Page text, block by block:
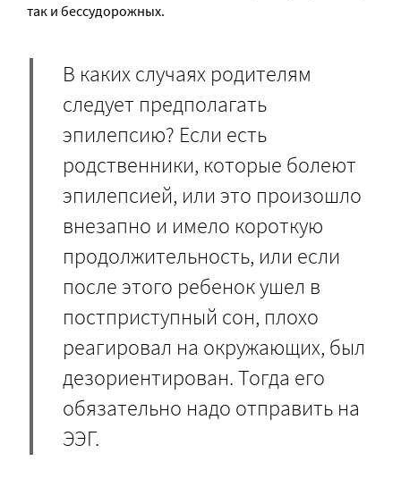
так и бессудорожных.
В каких случаях родителям
следует предполагать
эпилепсию? Если есть
родственники, которые болеют
эпилепсией, или это произошло
внезапно и имело короткую
продолжительность, или если
после этого ребенок ушел в
постприступный сон, плохо
реагировал на окружающих, был
дезориентирован. Тогда его
обязательно надо отправить на
ЭЭГ.